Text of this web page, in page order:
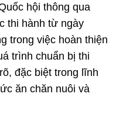
hội thông qua
thi hành từ ngày
trong việc hoàn thiện
trình chuẩn bị thi
đặc biệt trong lĩnh
ăn chăn nuôi và